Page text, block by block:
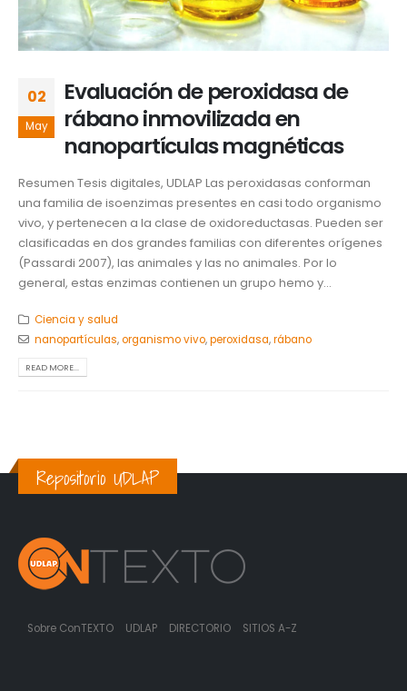
02
May
Evaluación de peroxidasa de
rábano inmovilizada en
nanopartículas magnéticas
Resumen Tesis digitales, UDLAP Las peroxidasas conforman
una familia de isoenzimas presentes en casi todo organismo
vivo, y pertenecen a la clase de oxidoreductasas. Pueden ser
clasificadas en dos grandes familias con diferentes orígenes
(Passardi 2007), las animales y las no animales. Por lo
general, estas enzimas contienen un grupo hemo y...
Ciencia y salud
nanopartículas,organismo vivo,peroxidasa,rábano
READ MORE...
Repositorio UDLAP
Sobre ConTEXTO UDLAP DIRECTORIO SITIOS A-Z